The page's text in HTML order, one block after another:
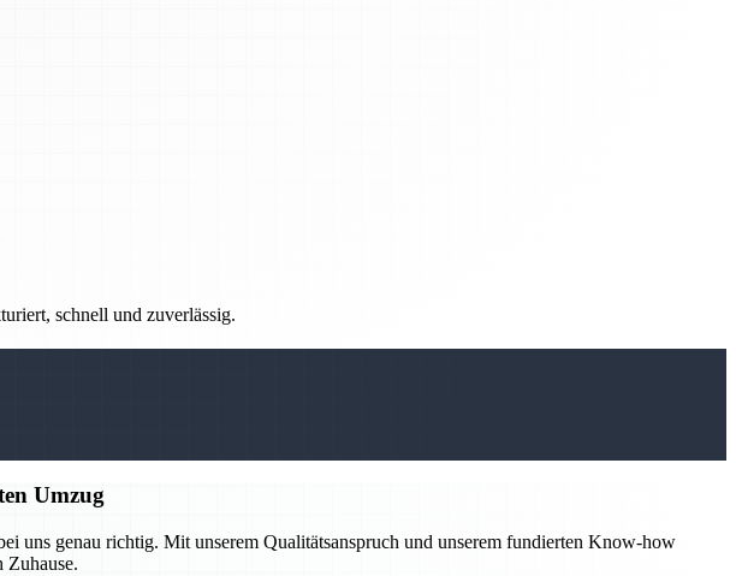
schnell und zuverlässig.
Umzug
uns genau richtig. Mit unserem Qualitätsanspruch und unserem fundierten Know-how
Zuhause.